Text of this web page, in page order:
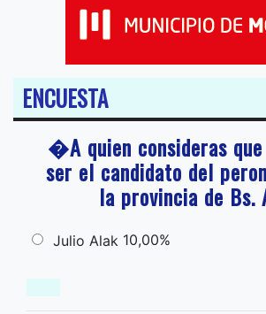
ENCUESTA
�A quien consideras
ser el candidato del
la provincia de Bs.
Julio Alak 10,00%